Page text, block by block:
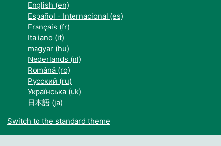
English ‎(en)‎
Español - Internacional ‎(es)‎
Français ‎(fr)‎
Italiano ‎(it)‎
magyar ‎(hu)‎
Nederlands ‎(nl)‎
Română ‎(ro)‎
Русский ‎(ru)‎
Українська ‎(uk)‎
日本語 ‎(ja)‎
Switch to the standard theme